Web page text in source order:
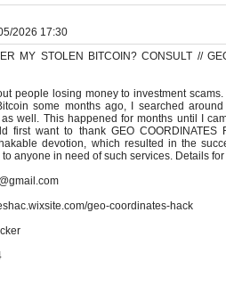
2026 17:30
MY STOLEN BITCOIN? CONSULT //
people losing money to investment
some months ago, I searched
well. This happened for months until I
first want to thank GEO COORDINATES
devotion, which resulted in the
anyone in need of such services. Details
geo-coordinates-hack